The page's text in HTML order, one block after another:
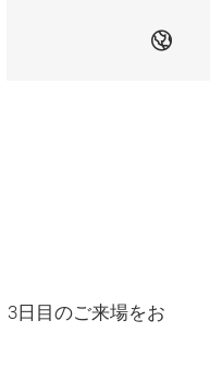
JA
日目のご来場をお